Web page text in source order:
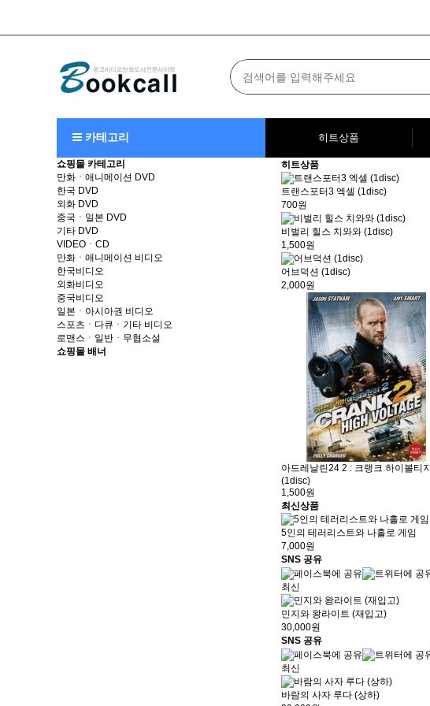
카테고리 히트상품
쇼핑몰 카테고리
만화ㆍ애니메이션 DVD
한국 DVD
외화 DVD
중국ㆍ일본 DVD
기타 DVD
VIDEOㆍCD
만화ㆍ애니메이션 비디오
한국비디오
외화비디오
중국비디오
일본ㆍ아시아권 비디오
스포츠ㆍ다큐ㆍ기타 비디오
로맨스ㆍ일반ㆍ무협소설
쇼핑몰 배너
히트상품
트랜스포터3 엑셀 (1disc)
700원
비벌리 힐스 치와와 (1disc)
1,500원
어브덕션 (1disc)
2,000원
아드레날린24 2 : 크랭크 하이볼티지
(1disc)
1,500원
최신상품
5인의 테러리스트와 나홀로 게임
7,000원
SNS 공유
최신
민지와 왕라이트 (재입고)
30,000원
SNS 공유
최신
바람의 사자 루다 (상하)